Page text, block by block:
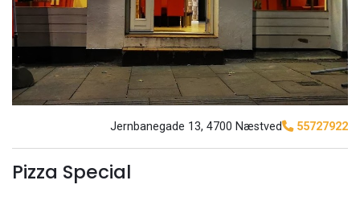
Jernbanegade 13, 4700 Næstved 55727922
Pizza Special